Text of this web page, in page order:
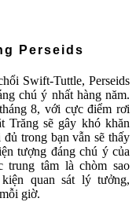
Perseids
Swift-Tuttle, Perseids
chú ý nhất hàng năm.
8, với cực điểm rơi
Trăng sẽ gây khó khăn
trong bạn vẫn sẽ thấy
tượng đáng chú ý của
trung tâm là chòm sao
quan sát lý tưởng,
giờ.